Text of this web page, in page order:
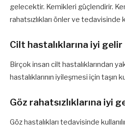
gelecektir. Kemikleri güçlendirir.
rahatsızlıkları önler ve tedavisinde
Cilt hastalıklarına iyi gelir
Birçok insan cilt hastalıklarından
hastalıklarının iyileşmesi için taşın
Göz rahatsızlıklarına iyi
Göz hastalıkları tedavisinde